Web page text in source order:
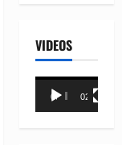
VIDEOS
Reproductor
00:00 02:18